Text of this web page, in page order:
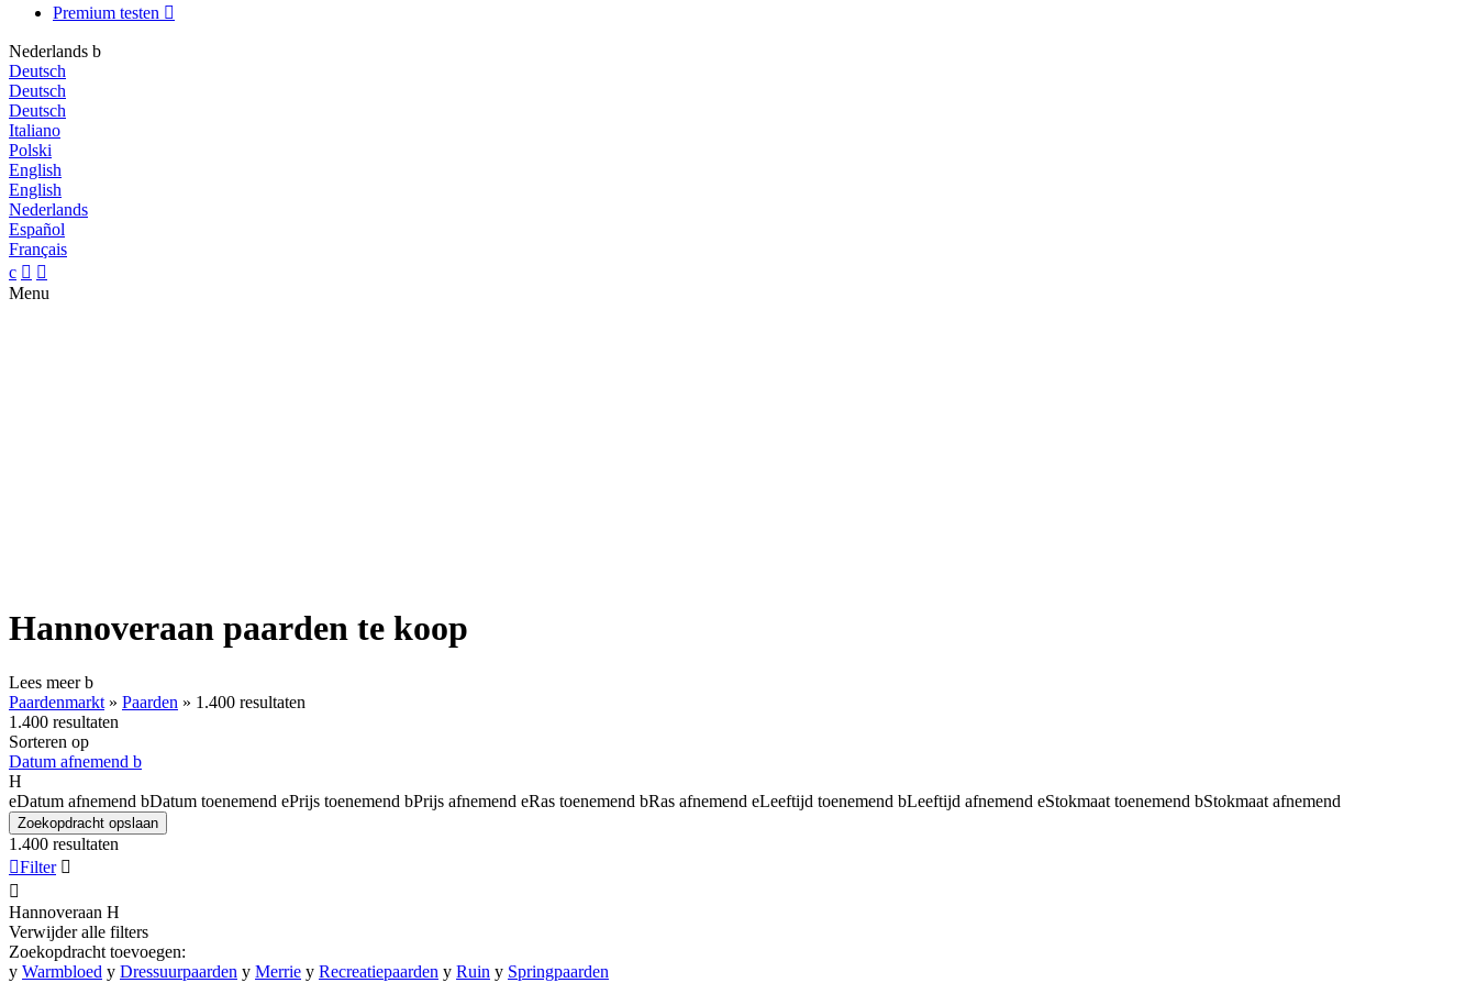
Premium testen 
Nederlands b
Deutsch
Deutsch
Deutsch
Italiano
Polski
English
English
Nederlands
Español
Français
c  
Menu
Hannoveraan paarden te koop
Lees meerb
Paardenmarkt » Paarden » 1.400 resultaten
1.400 resultaten
Sorteren op
Datum afnemend b
H
eDatum afnemend bDatum toenemend ePrijs toenemend bPrijs afnemend eRas toenemend bRas afnemend eLeeftijd toenemend bLeeftijd afnemend eStokmaat toenemend bStokmaat afnemend
Zoekopdracht opslaan
1.400 resultaten
Filter 

Hannoveraan H
Verwijder alle filters
Zoekopdracht toevoegen:
y Warmbloed y Dressuurpaarden y Merrie y Recreatiepaarden y Ruin y Springpaarden